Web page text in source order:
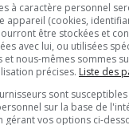
à caractère personnel
appareil (cookies,
être stockées et
avec lui, ou utilisées
et nous-mêmes sommes
précises. Liste des
sont
sur la base de
gérant vos options ci-